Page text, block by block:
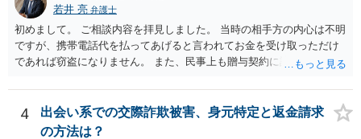
若井 亮 弁護士
初めまして。 ご相談内容を拝見しました。 当時の相手方の内心は不明
ですが、携帯電話代を払ってあげると言われてお金を受け取っただけ
であれば窃盗になりません。 また、民事上も贈与契約に該当すると思
ず、可能であればブロックをするようにしてください。 ご不安であれ
ば、最寄りの警察署に相談をしても良いかもしれません。 以上、ご参
考になれば幸いです。
4
出会い系での交際詐欺被害、身元特定と返金請求
の方法は？